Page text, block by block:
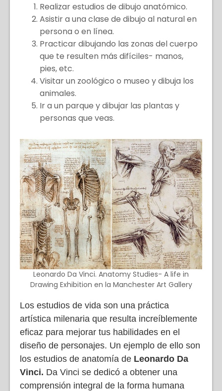
Realizar estudios de dibujo anatómico.
Asistir a una clase de dibujo al natural en
persona o en línea.
Practicar dibujando las zonas del cuerpo
que te resulten más difíciles- manos,
pies, etc.
Visitar un zoológico o museo y dibuja los
animales.
Ir a un parque y dibujar las plantas y
personas que veas.
Leonardo Da Vinci. Anatomy Studies- A life in
Drawing Exhibition en la Manchester Art Gallery
Los estudios de vida son una práctica
artística milenaria que resulta increíblemente
eficaz para mejorar tus habilidades en el
diseño de personajes. Un ejemplo de ello son
los estudios de anatomía de Leonardo Da
Vinci. Da Vinci se dedicó a obtener una
comprensión integral de la forma humana